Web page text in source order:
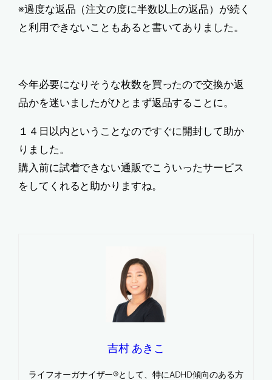
※過度な返品（注文の度に半数以上の返品）が続く
と利用できないこともあると書いてありました。
今年必要になりそうな枚数を買ったので交換か返
品かを迷いましたがひとまず返品することに。
１４日以内ということなのですぐに開封して助か
りました。
購入前に試着できない通販でこういったサービス
をしてくれると助かりますね。
吉村 あきこ
ライフオーガナイザー®として、特にADHD傾向のある方